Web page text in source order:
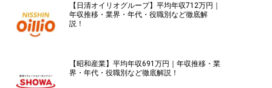
【日清オイリオグループ】平均年収712万円｜
年収推移・業界・年代・役職別など徹底解
説！
【昭和産業】平均年収691万円｜年収推移・業
界・年代・役職別など徹底解説！